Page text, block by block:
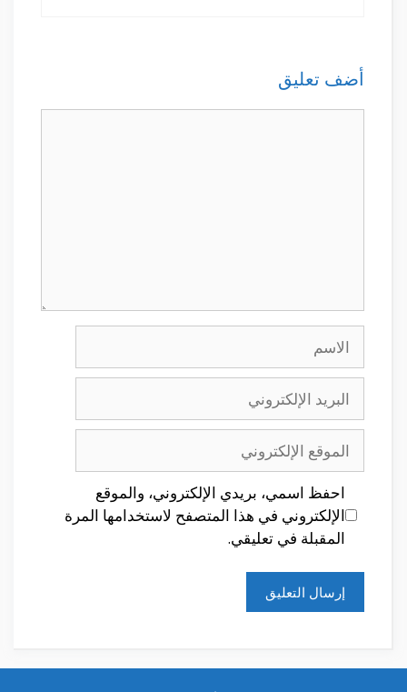
أضف تعليق
الإلكتروني
الإلكتروني
احفظ اسمي، بريدي الإلكتروني، والموقع
الإلكتروني في هذا المتصفح لاستخدامها المرة
المقبلة في تعليقي.